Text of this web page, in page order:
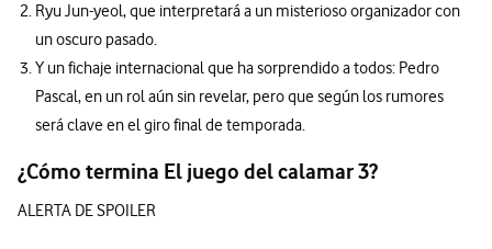
Ryu Jun-yeol, que interpretará a un misterioso organizador con
un oscuro pasado.
Y un fichaje internacional que ha sorprendido a todos: Pedro
Pascal, en un rol aún sin revelar, pero que según los rumores
será clave en el giro final de temporada.
¿Cómo termina El juego del calamar 3?
ALERTA DE SPOILER